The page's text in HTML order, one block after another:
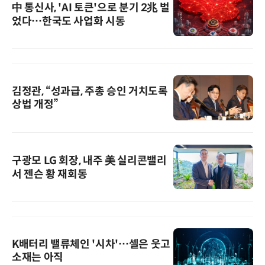
中 통신사, 'AI 토큰'으로 분기 2兆 벌
었다…한국도 사업화 시동
김정관, “성과급, 주총 승인 거치도록
상법 개정”
구광모 LG 회장, 내주 美 실리콘밸리
서 젠슨 황 재회동
K배터리 밸류체인 '시차'…셀은 웃고
소재는 아직